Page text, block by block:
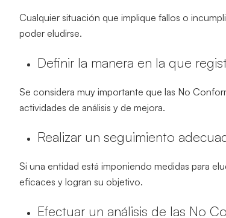
Cualquier situación que implique fallos o
poder eludirse.
Definir la manera en la que
Se considera muy importante que las No
actividades de análisis y de mejora.
Realizar un seguimiento
Si una entidad está imponiendo medidas para
eficaces y logran su objetivo.
Efectuar un análisis de las No